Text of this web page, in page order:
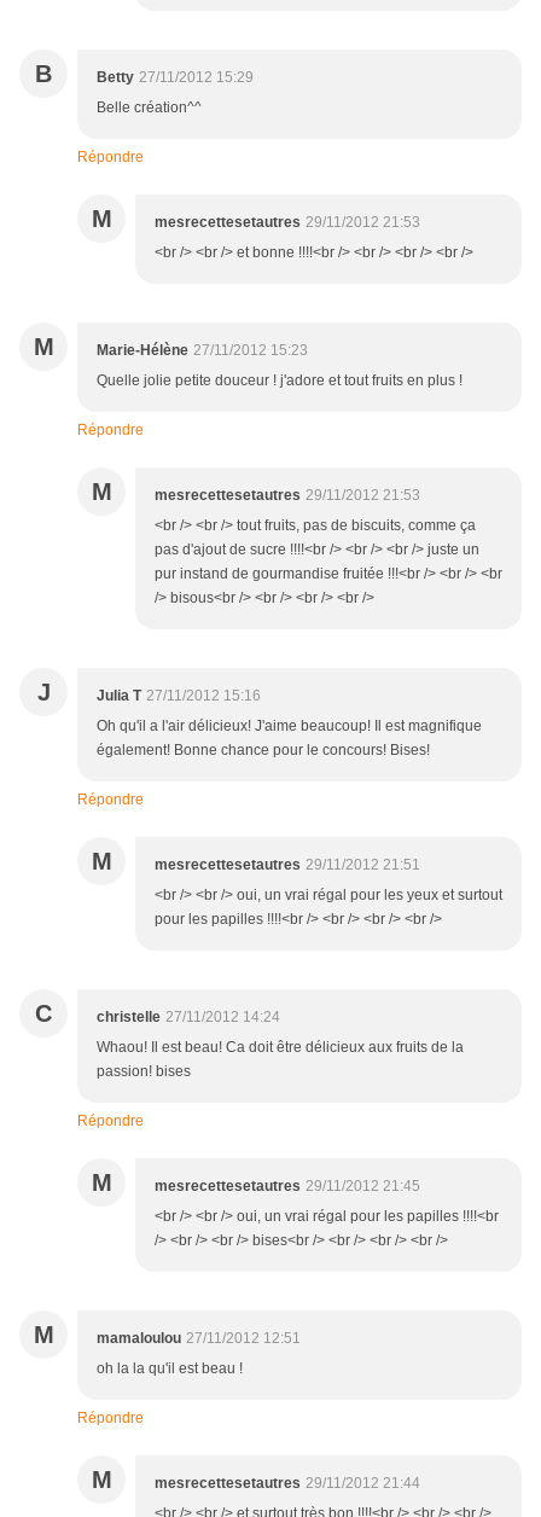
B Betty 27/11/2012 15:29
Belle création^^
Répondre
M mesrecettesetautres 29/11/2012 21:53
<br /> <br /> et bonne !!!!<br /> <br /> <br /> <br />
M Marie-Hélène 27/11/2012 15:23
Quelle jolie petite douceur ! j'adore et tout fruits en plus !
Répondre
M mesrecettesetautres 29/11/2012 21:53
<br /> <br /> tout fruits, pas de biscuits, comme ça
pas d'ajout de sucre !!!!<br /> <br /> <br /> juste un
pur instand de gourmandise fruitée !!!<br /> <br /> <br
/> bisous<br /> <br /> <br /> <br />
J Julia T 27/11/2012 15:16
Oh qu'il a l'air délicieux! J'aime beaucoup! Il est magnifique
également! Bonne chance pour le concours! Bises!
Répondre
M mesrecettesetautres 29/11/2012 21:51
<br /> <br /> oui, un vrai régal pour les yeux et surtout
pour les papilles !!!!<br /> <br /> <br /> <br />
C christelle 27/11/2012 14:24
Whaou! Il est beau! Ca doit être délicieux aux fruits de la
passion! bises
Répondre
M mesrecettesetautres 29/11/2012 21:45
<br /> <br /> oui, un vrai régal pour les papilles !!!!<br
/> <br /> <br /> bises<br /> <br /> <br /> <br />
M mamaloulou 27/11/2012 12:51
oh la la qu'il est beau !
Répondre
M mesrecettesetautres 29/11/2012 21:44
<br /> <br /> et surtout très bon !!!!<br /> <br /> <br />